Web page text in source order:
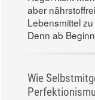
aber
Lebensmittel
Denn ab
Wie